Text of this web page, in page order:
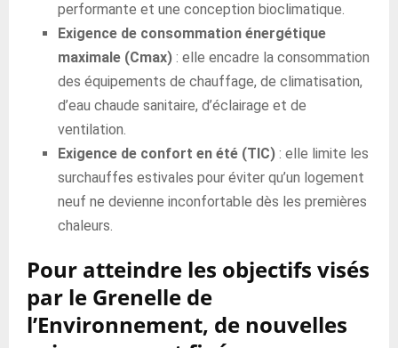
performante et une conception bioclimatique.
Exigence de consommation énergétique
maximale (Cmax) : elle encadre la consommation
des équipements de chauffage, de climatisation,
d’eau chaude sanitaire, d’éclairage et de
ventilation.
Exigence de confort en été (TIC) : elle limite les
surchauffes estivales pour éviter qu’un logement
neuf ne devienne inconfortable dès les premières
chaleurs.
Pour atteindre les objectifs visés
par le Grenelle de
l’Environnement, de nouvelles